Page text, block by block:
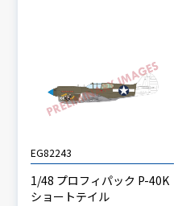
EG82243
1/48 プロフィパック P-40K
ショートテイル